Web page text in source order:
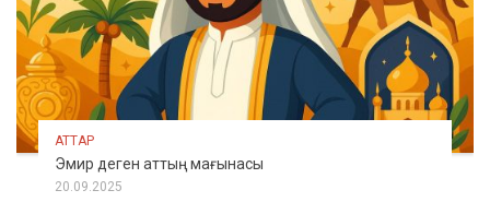
АТТАР
Эмир деген аттың мағынасы
20.09.2025